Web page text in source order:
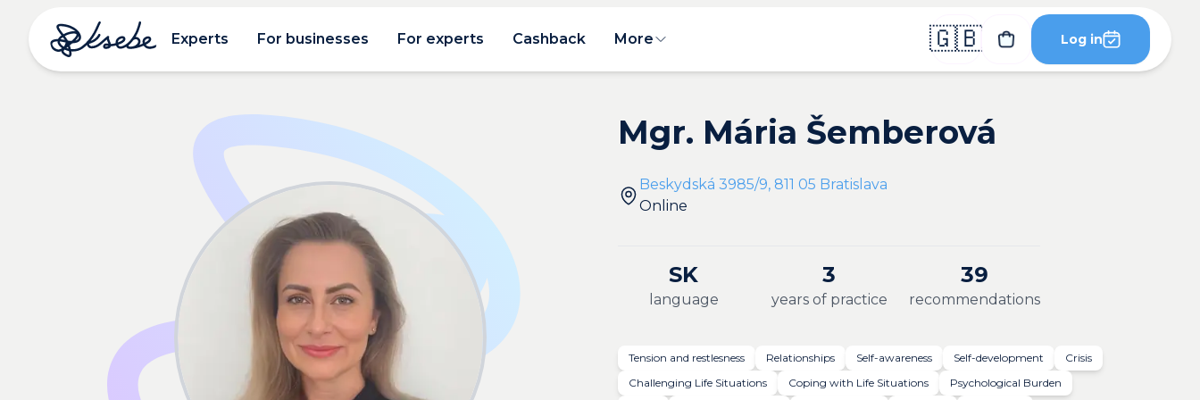
Experts For businesses For experts Cashback More 🇬🇧 Log in
Mgr. Mária Šemberová
Beskydská 3985/9, 811 05 Bratislava
Online
SK
language
3
years of practice
39
recommendations
Tension and restlesness Relationships Self-awareness Self-development
Crisis
Challenging Life Situations
Coping with Life Situations
Psychological Burden